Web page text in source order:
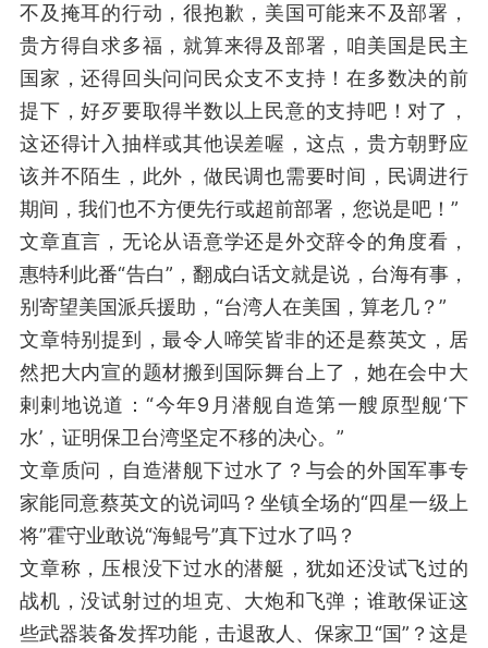
不及掩耳的行动，很抱歉，美国可能来不及部署，
贵方得自求多福，就算来得及部署，咱美国是民主
国家，还得回头问问民众支不支持！在多数决的前
提下，好歹要取得半数以上民意的支持吧！对了，
这还得计入抽样或其他误差喔，这点，贵方朝野应
该并不陌生，此外，做民调也需要时间，民调进行
期间，我们也不方便先行或超前部署，您说是吧！”
文章直言，无论从语意学还是外交辞令的角度看，
惠特利此番“告白”，翻成白话文就是说，台海有事，
别寄望美国派兵援助，“台湾人在美国，算老几？”
文章特别提到，最令人啼笑皆非的还是蔡英文，居
然把大内宣的题材搬到国际舞台上了，她在会中大
剌剌地说道：“今年9月潜舰自造第一艘原型舰‘下
水’，证明保卫台湾坚定不移的决心。”
文章质问，自造潜舰下过水了？与会的外国军事专
家能同意蔡英文的说词吗？坐镇全场的“四星一级上
将”霍守业敢说“海鲲号”真下过水了吗？
文章称，压根没下过水的潜艇，犹如还没试飞过的
战机，没试射过的坦克、大炮和飞弹；谁敢保证这
些武器装备发挥功能，击退敌人、保家卫“国”？这是